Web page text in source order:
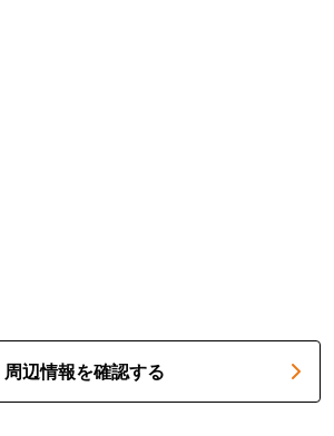
周辺情報を確認する